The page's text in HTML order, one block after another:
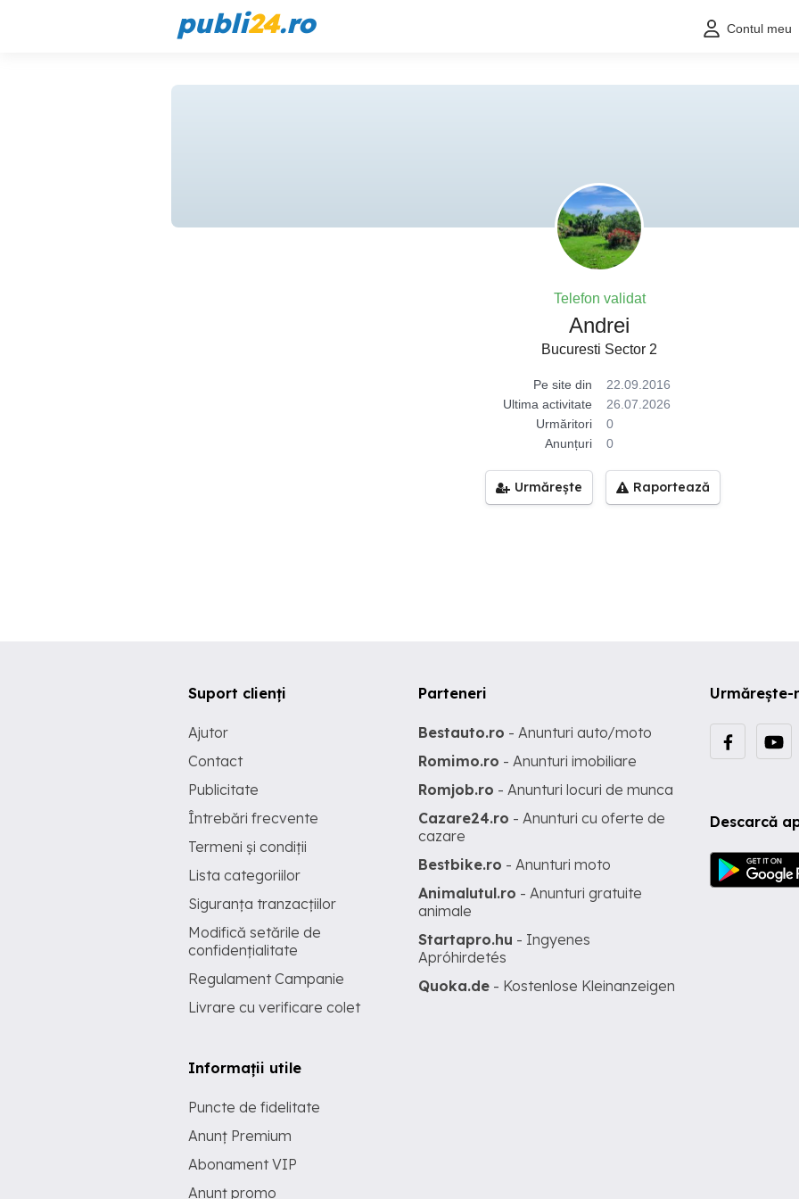
publi24.ro Contul meu
Telefon validat
Andrei
Bucuresti Sector 2
Pe site din
22.09.2016
Ultima activitate
26.07.2026
Urmăritori
0
Anunțuri
0
Urmărește Raportează
Urmărește-
Descarcă
Suport clienți
Ajutor
Contact
Publicitate
Întrebări frecvente
Termeni și condiții
Lista categoriilor
Siguranța tranzacțiilor
Modifică setările de
confidențialitate
Regulament Campanie
Livrare cu verificare colet
Informații utile
Puncte de fidelitate
Anunț Premium
Abonament VIP
Anunț promo
Parteneri
Bestauto.ro - Anunturi auto/moto
Romimo.ro - Anunturi imobiliare
Romjob.ro - Anunturi locuri de munca
Cazare24.ro - Anunturi cu oferte de
cazare
Bestbike.ro - Anunturi moto
Animalutul.ro - Anunturi gratuite
animale
Startapro.hu - Ingyenes
Apróhirdetés
Quoka.de - Kostenlose Kleinanzeigen